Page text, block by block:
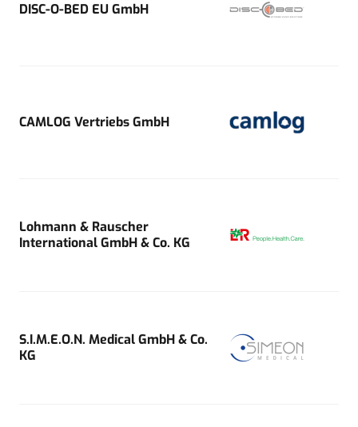
DISC-O-BED EU GmbH
CAMLOG Vertriebs GmbH
Lohmann & Rauscher
International GmbH & Co. KG
S.I.M.E.O.N. Medical GmbH & Co.
KG